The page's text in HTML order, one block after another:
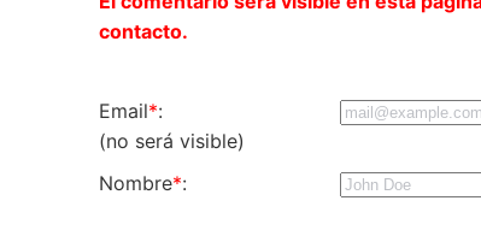
contacto.
Email*:
(no será visible)
Nombre*: